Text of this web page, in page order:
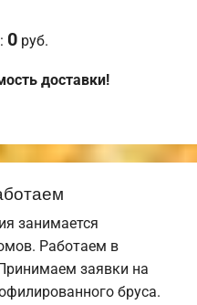
0 руб.
доставки!
занимается
Работаем в
заявки на
бруса.